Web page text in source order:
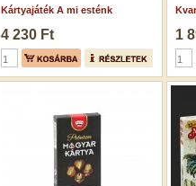
Kártyajáték A mi esténk
4 230 Ft 1